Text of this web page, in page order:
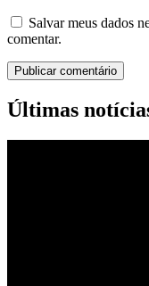
Salvar meus dados
comentar.
Últimas